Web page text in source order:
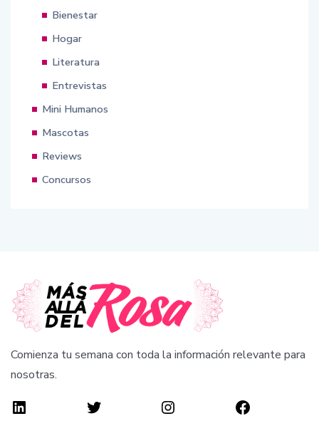
Bienestar
Hogar
Literatura
Entrevistas
Mini Humanos
Mascotas
Reviews
Concursos
Comienza tu semana con toda la información relevante para
nosotras.